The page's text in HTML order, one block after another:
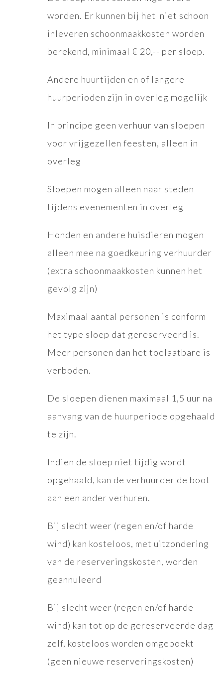
worden. Er kunnen bij het niet schoon
inleveren schoonmaakkosten worden
berekend, minimaal € 20,-- per sloep.
Andere huurtijden en of langere
huurperioden zijn in overleg mogelijk
In principe geen verhuur van sloepen
voor vrijgezellen feesten, alleen in
overleg
Sloepen mogen alleen naar steden
tijdens evenementen in overleg
Honden en andere huisdieren mogen
alleen mee na goedkeuring verhuurder
(extra schoonmaakkosten kunnen het
gevolg zijn)
Maximaal aantal personen is conform
het type sloep dat gereserveerd is.
Meer personen dan het toelaatbare is
verboden.
De sloepen dienen maximaal 1,5 uur na
aanvang van de huurperiode opgehaald
te zijn.
Indien de sloep niet tijdig wordt
opgehaald, kan de verhuurder de boot
aan een ander verhuren.
Bij slecht weer (regen en/of harde
wind) kan kosteloos, met uitzondering
van de reserveringskosten, worden
geannuleerd
Bij slecht weer (regen en/of harde
wind) kan tot op de gereserveerde dag
zelf, kosteloos worden omgeboekt
(geen nieuwe reserveringskosten)